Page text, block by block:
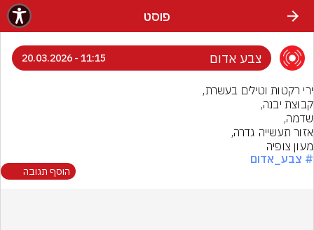
פוסט
צבע אדום 11:15 - 20.03.2026
מעון צופיה
# צבע_אדום
הוסף תגובה